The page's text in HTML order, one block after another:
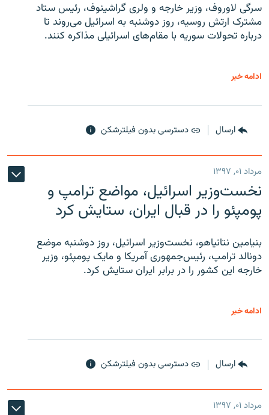
سرگی لاوروف، وزیر خارجه و ولری گراشینوف، رئیس ستاد
مشترک ارتش روسیه، روز دوشنبه به اسرائیل می‌روند تا
درباره تحولات سوریه با مقام‌های اسرائیلی مذاکره کنند.
ادامه خبر
ارسال دسترسی بدون فیلترشکن
مرداد ۰۱, ۱۳۹۷
نخست‌وزیر اسرائیل، مواضع ترامپ و
پومپئو را در قبال ایران، ستایش کرد
بنیامین نتانیاهو، نخست‌وزیر اسرائیل، روز دوشنبه موضع
دونالد ترامپ، رئیس‌جمهوری آمریکا و مایک پومپئو، وزیر
خارجه این کشور را در برابر ایران ستایش کرد.
ادامه خبر
ارسال دسترسی بدون فیلترشکن
مرداد ۰۱, ۱۳۹۷